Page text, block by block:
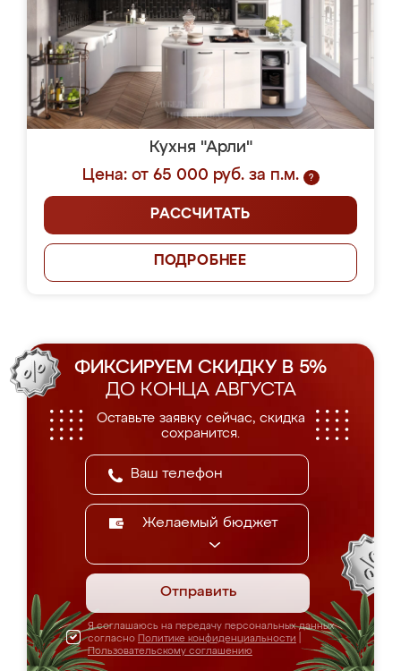
Кухня "Арли"
Цена: от 65 000 руб. за п.м.
?
РАССЧИТАТЬ
ПОДРОБНЕЕ
ФИКСИРУЕМ СКИДКУ В 5%
ДО КОНЦА АВГУСТА
Оставьте заявку сейчас, скидка
сохранится.
Желаемый бюджет
Отправить
Я соглашаюсь на передачу персональных данных
согласно Политике конфиденциальности
Пользовательскому соглашению